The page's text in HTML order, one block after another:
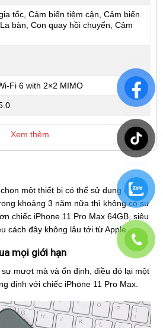
một thiết bị có thể sử dụng ổn
khoảng 3 năm nữa thì không có sự
chiếc iPhone 11 Pro Max 64GB, siêu
cách đây không lâu tới từ Apple.
mọi giới hạn
mượt mà và ổn định, điều đó lại một
định với chiếc iPhone 11 Pro Max.
tốc, Cảm biến tiệm cận, Cảm biến
bàn, Con quay hồi chuyển, Cảm
6 with 2×2 MIMO
Xem thêm